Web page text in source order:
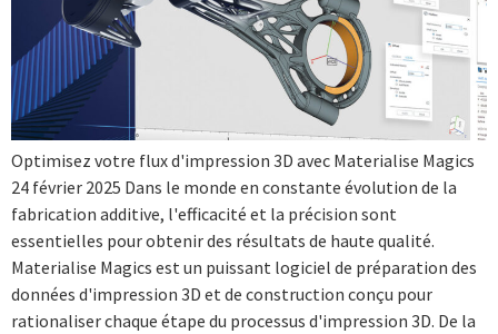
Optimisez votre flux d'impression 3D avec Materialise Magics
24 février 2025 Dans le monde en constante évolution de la
fabrication additive, l'efficacité et la précision sont
essentielles pour obtenir des résultats de haute qualité.
Materialise Magics est un puissant logiciel de préparation des
données d'impression 3D et de construction conçu pour
rationaliser chaque étape du processus d'impression 3D. De la